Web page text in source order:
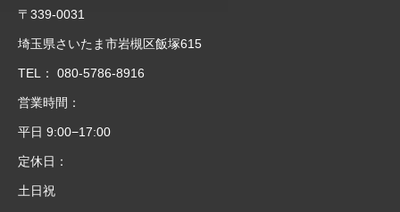
〒339-0031
埼玉県さいたま市岩槻区飯塚615
TEL： 080-5786-8916
営業時間：
平日 9:00−17:00
定休日：
土日祝